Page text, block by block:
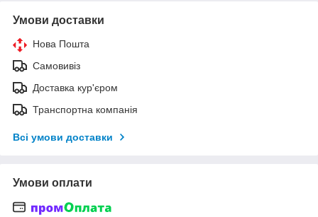
Умови доставки
Нова Пошта
Самовивіз
Доставка кур'єром
Транспортна компанія
Всі умови доставки
Умови оплати